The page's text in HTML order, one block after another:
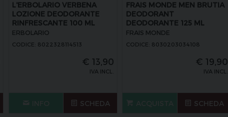
L'ERBOLARIO VERBENA
LOZIONE DEODORANTE
RINFRESCANTE 100 ML
ERBOLARIO
CODICE: 8022328114513
€ 13,90
IVA INCL.
SCHEDA
FRAIS MONDE MEN BRUTIA
DEODORANT
DEODORANTE 125 ML
FRAIS MONDE
CODICE: 8030203034108
€ 19,90
IVA INCL.
SCHEDA